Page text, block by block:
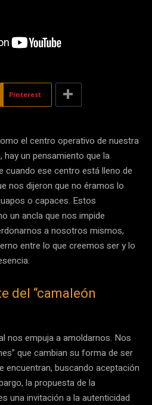
Pinterest
el centro operativo de nuestra
hay un pensamiento que la
cuando ese centro está lleno de
nos dijeron que no éramos lo
o capaces. Estos
un ancla que nos impide
a nosotros mismos,
entre lo que creemos ser y lo
del “camaleón
nos empuja a amoldarnos. Nos
que cambian su forma de ser
encuentran, buscando aceptación
la propuesta de la
una invitación a la autenticidad